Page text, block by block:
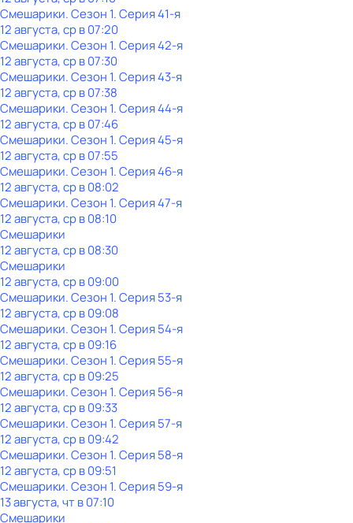
Смешарики. Сезон 1. Серия 41-я
12 августа, ср в 07:20
Смешарики. Сезон 1. Серия 42-я
12 августа, ср в 07:30
Смешарики. Сезон 1. Серия 43-я
12 августа, ср в 07:38
Смешарики. Сезон 1. Серия 44-я
12 августа, ср в 07:46
Смешарики. Сезон 1. Серия 45-я
12 августа, ср в 07:55
Смешарики. Сезон 1. Серия 46-я
12 августа, ср в 08:02
Смешарики. Сезон 1. Серия 47-я
12 августа, ср в 08:10
Смешарики
12 августа, ср в 08:30
Смешарики
12 августа, ср в 09:00
Смешарики. Сезон 1. Серия 53-я
12 августа, ср в 09:08
Смешарики. Сезон 1. Серия 54-я
12 августа, ср в 09:16
Смешарики. Сезон 1. Серия 55-я
12 августа, ср в 09:25
Смешарики. Сезон 1. Серия 56-я
12 августа, ср в 09:33
Смешарики. Сезон 1. Серия 57-я
12 августа, ср в 09:42
Смешарики. Сезон 1. Серия 58-я
12 августа, ср в 09:51
Смешарики. Сезон 1. Серия 59-я
13 августа, чт в 07:10
Смешарики